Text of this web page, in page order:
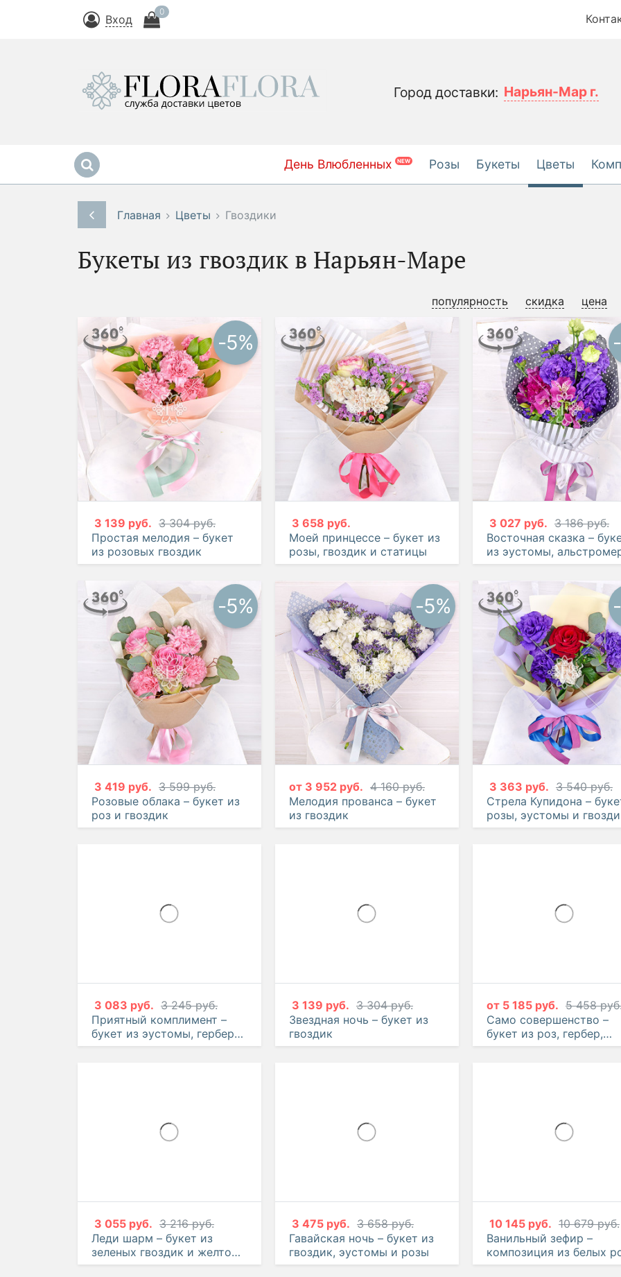
Вход
0
Город доставки: Нарьян-Мар г.
День Влюбленных NEW Розы Букеты Цветы
Главная Цветы Гвоздики
Букеты из гвоздик в Нарьян-Маре
популярность скидка цена
-5%
3 139 руб. 3 304 руб.
Простая мелодия – букет
из розовых гвоздик
3 658 руб.
Моей принцессе – букет из
розы, гвоздик и статицы
3 027 руб. 3 186 руб.
Восточная сказка –
из эустомы,
и гвоздики
-5%
3 419 руб. 3 599 руб.
Розовые облака – букет из
роз и гвоздик
-5%
от 3 952 руб. 4 160 руб.
Мелодия прованса – букет
из гвоздик
3 363 руб. 3 540 руб.
Стрела Купидона –
розы, эустомы и
3 083 руб. 3 245 руб.
Приятный комплимент –
букет из эустомы, герберы
и гвоздики
3 139 руб. 3 304 руб.
Звездная ночь – букет из
гвоздик
от 5 185 руб. 5 458
Само совершенство –
букет из роз, гербер,
гвоздик и эустом
3 055 руб. 3 216 руб.
Леди шарм – букет из
зеленых гвоздик и желтой
розы
3 475 руб. 3 658 руб.
Гавайская ночь – букет из
гвоздик, эустомы и розы
10 145 руб. 10 679 руб.
Ванильный зефир –
композиция из белых
эустом и гвоздик